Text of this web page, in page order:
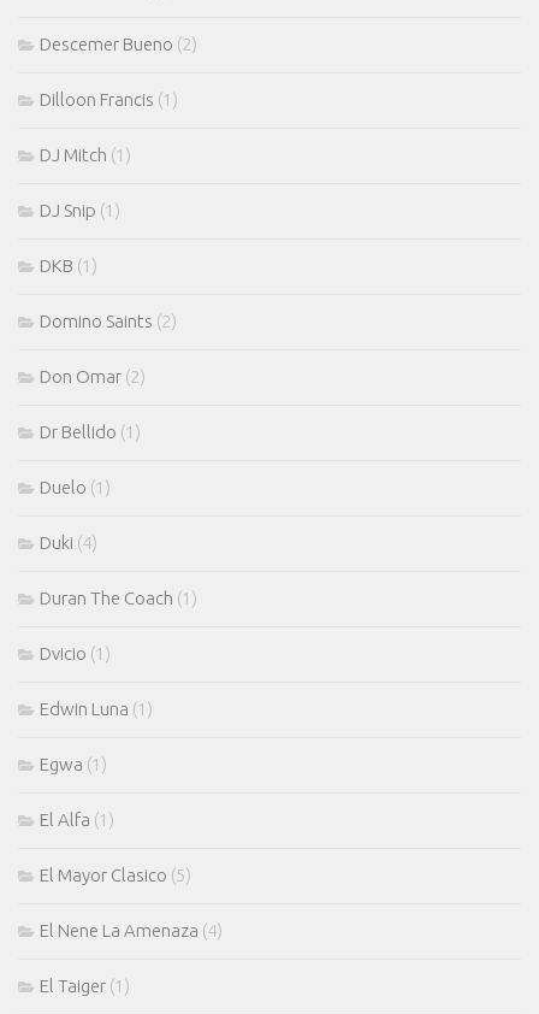
Descemer Bueno (2)
Dilloon Francis (1)
DJ Mitch (1)
DJ Snip (1)
DKB (1)
Domino Saints (2)
Don Omar (2)
Dr Bellido (1)
Duelo (1)
Duki (4)
Duran The Coach (1)
Dvicio (1)
Edwin Luna (1)
Egwa (1)
El Alfa (1)
El Mayor Clasico (5)
El Nene La Amenaza (4)
El Taiger (1)